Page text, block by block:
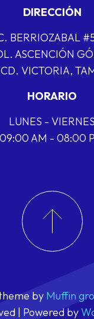
DIRECCIÓN
BERRIOZABAL
ASCENCIÓN
CD. VICTORIA,
HORARIO
LUNES - VIERNES
09:00 AM - 08:00
by Muffin
| Powered by